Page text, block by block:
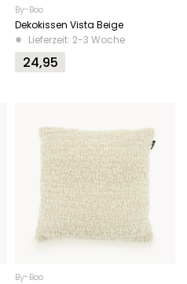
By-Boo
Dekokissen Vista Beige
Lieferzeit: 2-3 Woche
24,95
By-Boo